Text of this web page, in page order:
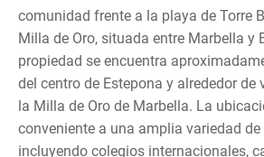
comunidad frente a la playa de Torre
Milla de Oro, situada entre Marbella y
propiedad se encuentra
del centro de Estepona y alrededor de
la Milla de Oro de Marbella. La
conveniente a una amplia variedad de
incluyendo colegios internacionales,